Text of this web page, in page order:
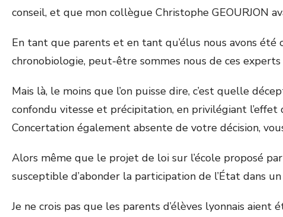
conseil, et que mon collègue Christophe GEOURJON
En tant que parents et en tant qu’élus nous avons
chronobiologie, peut-être sommes nous de ces
Mais là, le moins que l’on puisse dire, c’est quelle
confondu vitesse et précipitation, en privilégiant l’effet
Concertation également absente de votre décision,
Alors même que le projet de loi sur l’école proposé
susceptible d’abonder la participation de l’État dans
Je ne crois pas que les parents d’élèves lyonnais